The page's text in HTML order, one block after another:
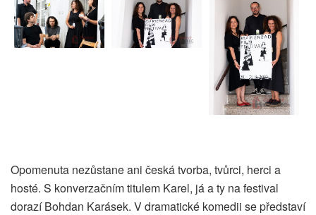
Opomenuta nezůstane ani česká tvorba, tvůrci, herci a
hosté. S konverzačním titulem Karel, já a ty na festival
dorazí Bohdan Karásek. V dramatické komedii se představí